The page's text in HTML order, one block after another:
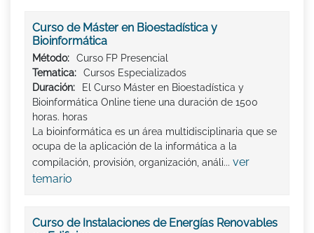
Curso de Máster en Bioestadística y
Bioinformática
Método:
Curso FP Presencial
Tematica:
Cursos Especializados
Duración:
El Curso Máster en Bioestadística y
Bioinformática Online tiene una duración de 1500
horas. horas
La bioinformática es un área multidisciplinaria que se
ocupa de la aplicación de la informática a la
compilación, provisión, organización, análi... ver
temario
Curso de Instalaciones de Energías Renovables